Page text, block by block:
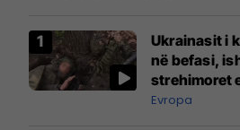
Ukrainasit i
në befasi,
strehimoret
Evropa